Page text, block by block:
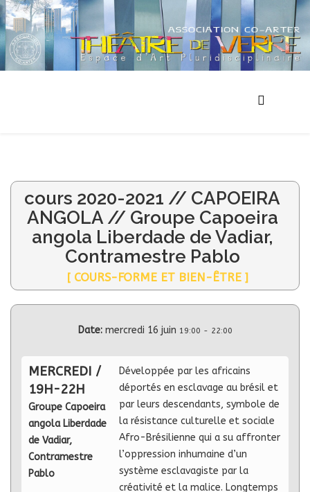
cours 2020-2021 // CAPOEIRA
ANGOLA // Groupe Capoeira
angola Liberdade de Vadiar,
Contramestre Pablo
[ COURS-FORME ET BIEN-ÊTRE ]
Date: mercredi 16 juin 19:00 - 22:00
MERCREDI /
19H-22H
Groupe Capoeira
angola Liberdade
de Vadiar,
Contramestre
Pablo
Développée par les africains
déportés en esclavage au brésil et
par leurs descendants, symbole de
la résistance culturelle et sociale
Afro-Brésilienne qui a su affronter
l’oppression inhumaine d’un
système esclavagiste par la
créativité et la malice. Longtemps